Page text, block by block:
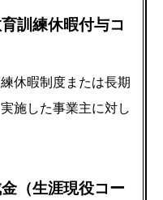
訓練休暇付与コ
休暇制度または長期
施した事業主に対し
（生涯現役コー